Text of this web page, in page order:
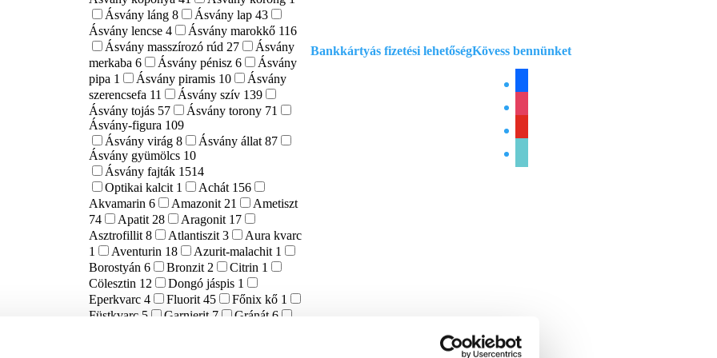
Ásvány láng8 Ásvány lap43
Ásvány lencse4 Ásvány marokkő 116
Ásvány masszírozó rúd 27
Ásvány
merkaba6 Ásvány pénisz6
Ásvány
pipa 1 Ásvány piramis 10
Ásvány
szerencsefa 11 Ásvány szív 139
Ásvány tojás 57 Ásvány torony 71
Ásvány-figura 109
Ásvány virág8 Ásvány állat87
Ásvány gyümölcs 10
Ásvány fajták 1514
Optikai kalcit 1 Achát 156
Akvamarin6 Amazonit 21
Ametiszt
74
Apatit 28 Aragonit 17
Asztrofillit8 Atlantiszit3
Aura kvarc
1
Aventurin 18 Azurit-malachit 1
Borostyán6 Bronzit 2 Citrin 1
Cölesztin 12 Dongó jáspis 1
Eperkvarc4 Fluorit45 Főnix kő 1
Füstkvarc 5 Garnierit 7 Gránát6
Bankkártyás fizetési lehetőségKövess bennünket